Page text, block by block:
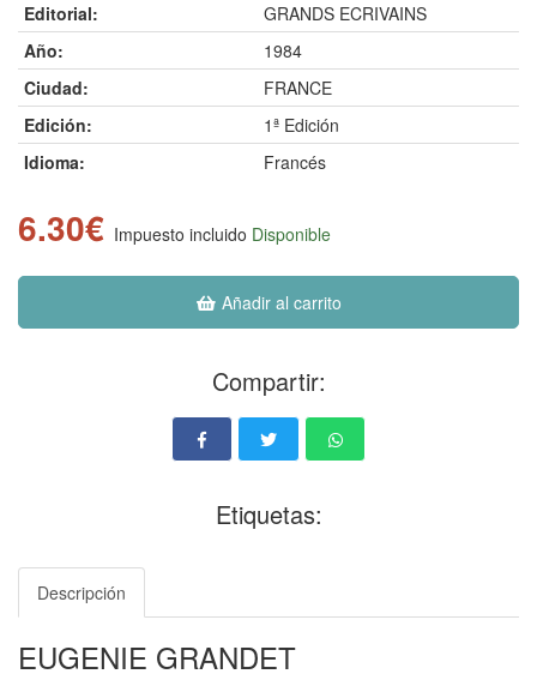
Editorial:
GRANDS ECRIVAINS
Año:
1984
Ciudad:
FRANCE
Edición:
1ª Edición
Idioma:
Francés
6.30€ Impuesto incluido Disponible
Añadir al carrito
Compartir:
Etiquetas:
Descripción
EUGENIE GRANDET